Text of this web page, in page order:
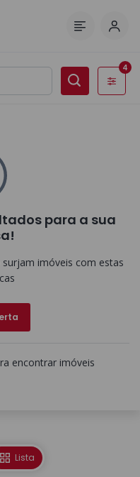
Filtros
4
para a sua
imóveis com estas
encontrar imóveis
Lista